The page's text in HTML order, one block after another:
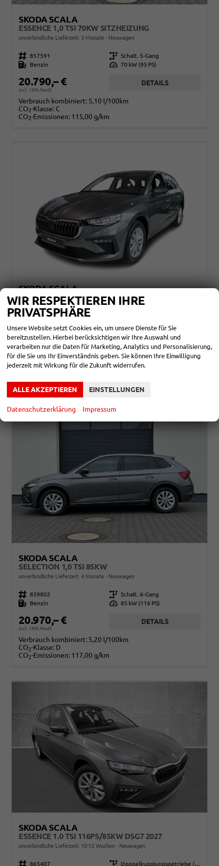
SKODA SCALA
ESSENCE 1,0 TSI 70KW SITZHEIZUNG
unverbindliche Lieferzeit: 3 Monate Neuwagen
Fahrzeugnr. 857591 Getriebe Schalt. 5-Gang
Kraftstoff
Benzin Leistung 70 kW (95 PS)
20.790,– €
incl. 19% MwSt.
DETAILS
Verbrauch kombiniert: 5,10 l/100km
CO2-Klasse: C
CO2-Emissionen: 115,00 g/km
SKODA SCALA
unverbindliche Lieferzeit: ca. 4 Monate
860297
Schalt. 6-Gang
Benzin 85 kW (116 PS)
20.790,– €
incl. 19% MwSt.
DETAILS
Verbrauch kombiniert: 5,10 l/100km
CO2 -Emissionen:116,00 g/km
SKODA SCALA
SELECTION 1,0 TSI 85KW
unverbindliche Lieferzeit: 4 Monate Neuwagen
Fahrzeugnr. 859802 Getriebe Schalt. 6-Gang
Kraftstoff
Benzin Leistung 85 kW (116 PS)
20.970,– €
incl. 19% MwSt.
DETAILS
Verbrauch kombiniert: 5,20 l/100km
CO2-Klasse: D
CO2-Emissionen: 117,00 g/km
SKODA SCALA
ESSENCE 1.0 TSI 116PS/85KW DSG7 2027
unverbindliche Lieferzeit: 10-12 Wochen Neuwagen
Fahrzeugnr. 865407 Getriebe
WIR RESPEKTIEREN IHRE
PRIVATSPHÄRE
Unsere Website setzt Cookies ein, um unsere Dienste für Sie
bereitzustellen. Hierbei berücksichtigen wir Ihre Auswahl und
verarbeiten nur die Daten für Marketing, Analytics und Personalisierung,
für die Sie uns Ihr Einverständnis geben. Sie können Ihre Einwilligung
jederzeit mit Wirkung für die Zukunft widerrufen.
ALLE AKZEPTIEREN EINSTELLUNGEN
Datenschutzerklärung Impressum